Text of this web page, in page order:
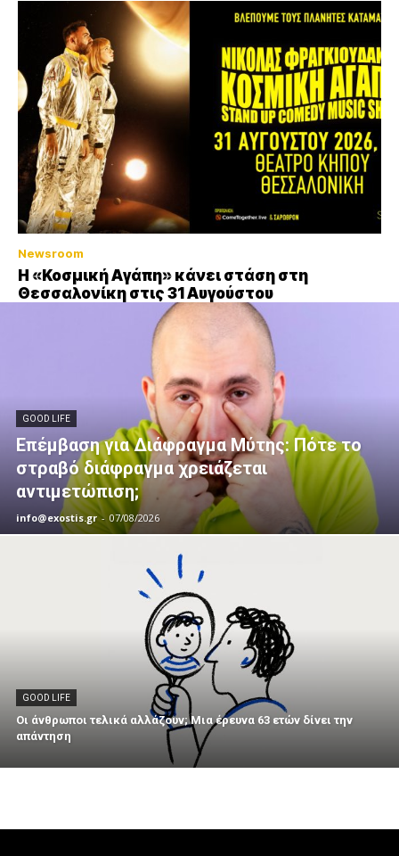
Newsroom
Η «Κοσμική Αγάπη» κάνει στάση στη
Θεσσαλονίκη στις 31 Αυγούστου
GOOD LIFE
Επέμβαση για Διάφραγμα Μύτης: Πότε το
στραβό διάφραγμα χρειάζεται
αντιμετώπιση;
info@exostis.gr - 07/08/2026
GOOD LIFE
Οι άνθρωποι τελικά αλλάζουν; Μια έρευνα 63 ετών δίνει την
απάντηση